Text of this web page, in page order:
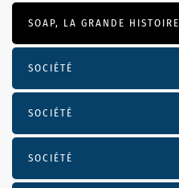
SOAP, LA GRANDE HISTOIRE
SOCIÉTÉ
SOCIÉTÉ
SOCIÉTÉ